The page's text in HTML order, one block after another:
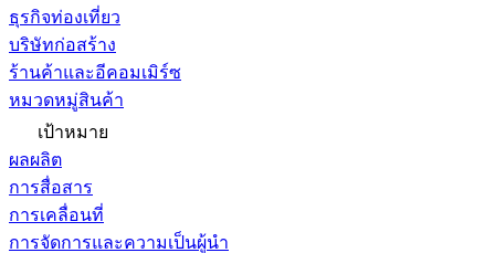
ธุรกิจท่องเที่ยว
บริษัทก่อสร้าง
ร้านค้าและอีคอมเมิร์ซ
หมวดหมู่สินค้า
เป้าหมาย
ผลผลิต
การสื่อสาร
การเคลื่อนที่
การจัดการและความเป็นผู้นำ